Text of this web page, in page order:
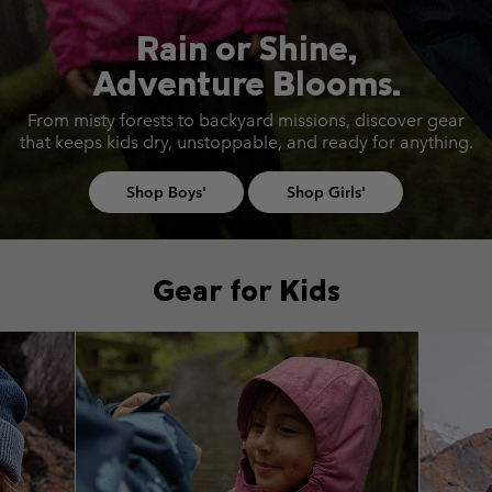
Rain or Shine,
Adventure Blooms.
From misty forests to backyard missions, discover gear
that keeps kids dry, unstoppable, and ready for anything.
Shop Boys' Shop Girls'
Gear for Kids
Top Picks 1